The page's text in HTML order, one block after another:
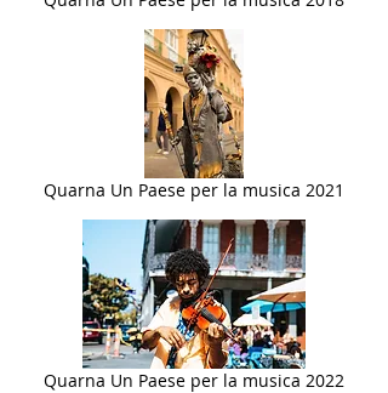
Quarna Un Paese per la musica 2021
Quarna Un Paese per la musica 2022